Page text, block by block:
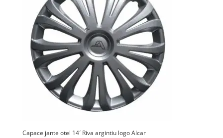
Capace jante otel 14′ Riva argintiu logo Alcar